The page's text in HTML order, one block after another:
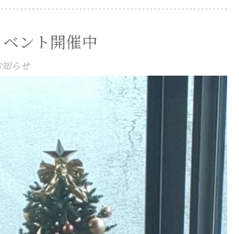
ント開催中
知らせ